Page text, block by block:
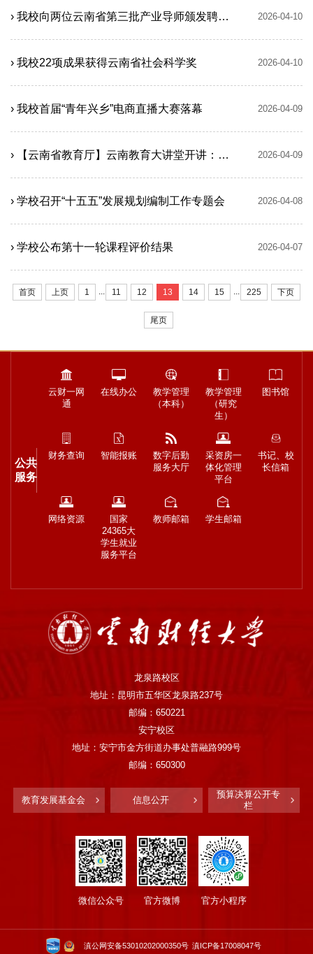
› 我校向两位云南省第三批产业导师颁发聘书并为工作室揭牌 2026-04-10
› 我校22项成果获得云南省社会科学奖 2026-04-10
› 我校首届“青年兴乡”电商直播大赛落幕 2026-04-09
› 【云南省教育厅】云南教育大讲堂开讲：聚焦AI与国家安全 2026-04-09
› 学校召开“十五五”发展规划编制工作专题会 2026-04-08
› 学校公布第十一轮课程评价结果 2026-04-07
首页 上页 1 ... 11 12 13 14 15 ... 225 下页
尾页
公共
服务
云财一网
通
在线办公
教学管理
（本科）
教学管理
（研究
生）
图书馆
财务查询 智能报账
数字后勤
服务大厅
采资房一
体化管理
平台
书记、校
长信箱
网络资源
国家
24365大
学生就业
服务平台
教师邮箱 学生邮箱
龙泉路校区
地址：昆明市五华区龙泉路237号
邮编：650221
安宁校区
地址：安宁市金方街道办事处普融路999号
邮编：650300
教育发展基金会 信息公开
预算决算公开专
栏
微信公众号 官方微博 官方小程序
滇公网安备53010202000350号 滇ICP备17008047号